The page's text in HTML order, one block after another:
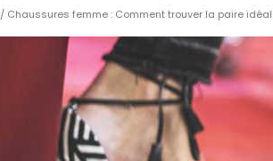
/ Chaussures femme : Comment trouver la paire